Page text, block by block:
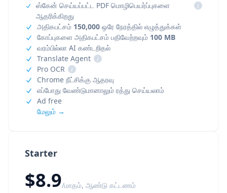
Starter
$8.9/மாதம், ஆண்டு கட்டணம்
ஸ்கேன் செய்யப்பட்ட PDF மொழிபெயர்ப்புகளை
ஆதரிக்கிறது
i
அதிகபட்சம் 150,000 ஒரே நேரத்தில் எழுத்துக்கள்
கோப்புகளை அதிகபட்சம் பதிவேற்றவும் 100 MB
வரம்பில்லா AI கண்டறிதல்
Translate Agent
i
Pro OCR
i
Chrome நீட்சிக்கு ஆதரவு
எப்போது வேண்டுமானாலும் ரத்து செய்யலாம்
Ad free
மேலும் →